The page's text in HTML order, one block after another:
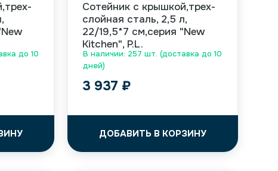
до 10
В наличии: 257 шт. (доставка до 10
дней)
Сотейник с крышкой,трех-
слойная сталь, 2,5 л,
22/19,5*7 см,серия "New
Kitchen", P.L.
3 937 ₽
ДОБАВИТЬ В КОРЗИНУ